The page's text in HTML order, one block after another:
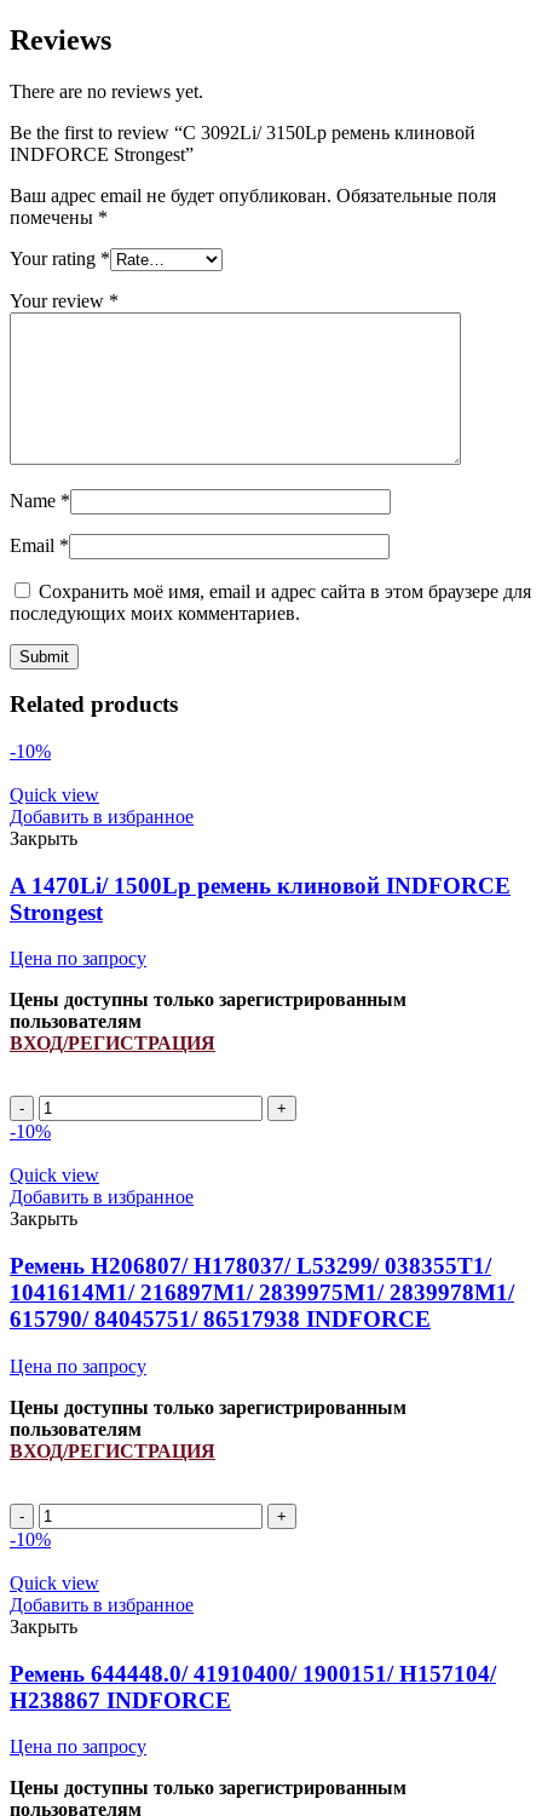
Reviews
There are no reviews yet.
Be the first to review “C 3092Li/ 3150Lp ремень клиновой
INDFORCE Strongest”
Ваш адрес email не будет опубликован. Обязательные поля
помечены *
Your rating *
Your review *
Name *
Email *
Сохранить моё имя, email и адрес сайта в этом браузере для
последующих моих комментариев.
Related products
-10%
Quick view
Добавить в избранное
Закрыть
A 1470Li/ 1500Lp ремень клиновой INDFORCE
Strongest
Цена по запросу
Цены доступны только зарегистрированным
пользователям
ВХОД/РЕГИСТРАЦИЯ
A
1470Li/
ремень
клиновой
INDFORCE
Strongest
quantity
-10%
Quick view
Добавить в избранное
Закрыть
Ремень H206807/ H178037/ L53299/ 038355T1/
1041614M1/ 216897M1/ 2839975M1/ 2839978M1/
615790/ 84045751/ 86517938 INDFORCE
Цена по запросу
Цены доступны только зарегистрированным
пользователям
ВХОД/РЕГИСТРАЦИЯ
Ремень
H206807/
L53299/
038355T1/
1041614M1/
216897M1/
2839975M1/
2839978M1/
615790/
86517938
quantity
-10%
Quick view
Добавить в избранное
Закрыть
Ремень 644448.0/ 41910400/ 1900151/ H157104/
H238867 INDFORCE
Цена по запросу
Цены доступны только зарегистрированным
пользователям